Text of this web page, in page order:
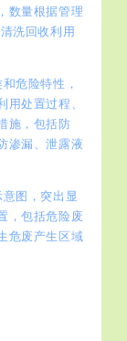
数量根据管理
洗回收利用
危险特性，
用处置过程、
施，包括防
渗漏、泄露液
意图，突出显
，包括危险废
危废产生区域